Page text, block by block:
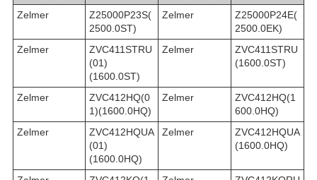
Zelmer
Z25000P23S(
2500.0ST)
Zelmer
Z25000P24E(
2500.0EK)
Zelmer
ZVC411STRU
(01)
(1600.0ST)
Zelmer
ZVC411STRU
(1600.0ST)
Zelmer
ZVC412HQ(0
1)(1600.0HQ)
Zelmer
ZVC412HQ(1
600.0HQ)
Zelmer
ZVC412HQUA
(01)
(1600.0HQ)
Zelmer
ZVC412HQUA
(1600.0HQ)